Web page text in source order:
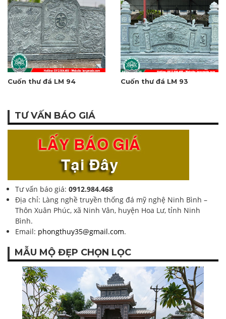
Cuốn thư đá LM 94 Cuốn thư đá LM 93
TƯ VẤN BÁO GIÁ
Tư vấn báo giá: 0912.984.468
Địa chỉ: Làng nghề truyền thống đá mỹ nghệ Ninh Bình –
Thôn Xuân Phúc, xã Ninh Vân, huyện Hoa Lư, tỉnh Ninh
Bình.
Email: phongthuy35@gmail.com.
MẪU MỘ ĐẸP CHỌN LỌC